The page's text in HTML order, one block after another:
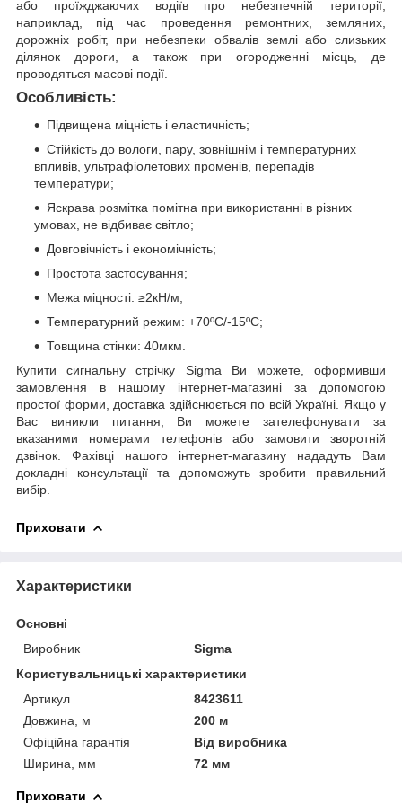
або проїжджаючих водіїв про небезпечній території,
наприклад, під час проведення ремонтних, земляних,
дорожніх робіт, при небезпеки обвалів землі або слизьких
ділянок дороги, а також при огородженні місць, де
проводяться масові події.
Особливість:
Підвищена міцність і еластичність;
Стійкість до вологи, пару, зовнішнім і температурних
впливів, ультрафіолетових променів, перепадів
температури;
Яскрава розмітка помітна при використанні в різних
умовах, не відбиває світло;
Довговічність і економічність;
Простота застосування;
Межа міцності: ≥2кН/м;
Температурний режим: +70ºС/-15ºС;
Товщина стінки: 40мкм.
Купити сигнальну стрічку Sigma Ви можете, оформивши
замовлення в нашому інтернет-магазині за допомогою
простої форми, доставка здійснюється по всій Україні. Якщо у
Вас виникли питання, Ви можете зателефонувати за
вказаними номерами телефонів або замовити зворотній
дзвінок. Фахівці нашого інтернет-магазину нададуть Вам
докладні консультації та допоможуть зробити правильний
вибір.
Приховати
Характеристики
Основні
Виробник
Sigma
Користувальницькі характеристики
Артикул
8423611
Довжина, м
200 м
Офіційна гарантія
Від виробника
Ширина, мм
72 мм
Приховати